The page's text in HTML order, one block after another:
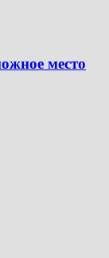
место